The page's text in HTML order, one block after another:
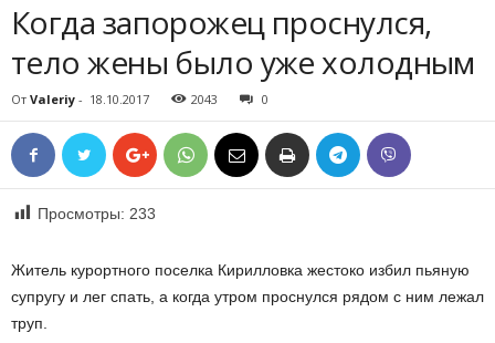
Когда запорожец проснулся,
тело жены было уже холодным
От Valeriy - 18.10.2017 2043 0
Просмотры: 233
Житель курортного поселка Кирилловка жестоко избил пьяную
супругу и лег спать, а когда утром проснулся рядом с ним лежал
труп.